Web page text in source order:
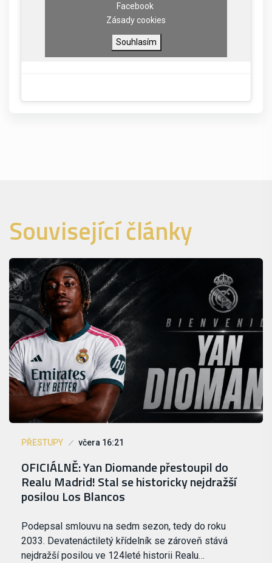
Facebook
Zásady cookies
Souhlasím
Související články
PŘESTUPY včera 16:21
OFICIÁLNĚ: Yan Diomande přestoupil do
Realu Madrid! Stal se historicky nejdražší
posilou Los Blancos
Podepsal smlouvu na sedm sezon, tedy do roku
2033. Devatenáctiletý křídelník se zároveň stává
nejdražší posilou ve 124leté historii Realu…